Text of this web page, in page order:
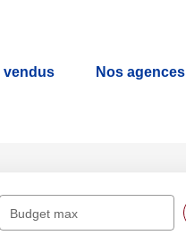
vendus Nos agences
Budget max